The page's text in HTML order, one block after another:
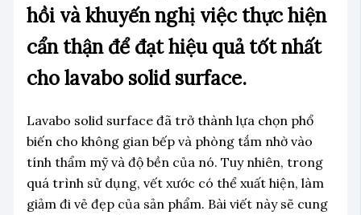
hồi và khuyến nghị việc thực hiện
cẩn thận để đạt hiệu quả tốt nhất
cho lavabo solid surface.
Lavabo solid surface đã trở thành lựa chọn phổ
biến cho không gian bếp và phòng tắm nhờ vào
tính thẩm mỹ và độ bền của nó. Tuy nhiên, trong
quá trình sử dụng, vết xước có thể xuất hiện, làm
giảm đi vẻ đẹp của sản phẩm. Bài viết này sẽ cung